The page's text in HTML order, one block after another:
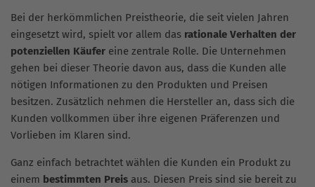
Bei der herkömmlichen Preistheorie, die seit vielen Jahren
eingesetzt wird, spielt vor allem das rationale Verhalten der
potenziellen Käufer eine zentrale Rolle. Die Unternehmen
gehen bei dieser Theorie davon aus, dass die Kunden alle
nötigen Informationen zu den Produkten und Preisen
besitzen. Zusätzlich nehmen die Hersteller an, dass sich die
Kunden vollkommen über ihre eigenen Präferenzen und
Vorlieben im Klaren sind.
Ganz einfach betrachtet wählen die Kunden ein Produkt zu
einem bestimmten Preis aus. Diesen Preis sind sie bereit zu